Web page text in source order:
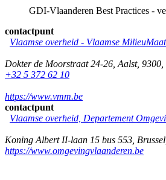
GDI-Vlaanderen Best Practices -
contactpunt
Vlaamse overheid - Vlaamse
Dokter de Moorstraat 24-26 Aalst, 9300
+32 5 372 62 10
https://www.vmm.be
contactpunt
Vlaamse overheid, Departement
Koning Albert II-laan 15 bus 553 Brussel
https://www.omgevingvlaanderen.be